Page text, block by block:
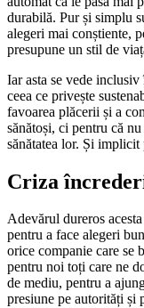
durabilă. Pur și simplu
alegeri mai conștiente,
presupune un stil de
Iar asta se vede
ceea ce privește
favoarea plăcerii și a
sănătoși, ci pentru că
sănătatea lor. Și
Criza
Adevărul dureros
pentru a face alegeri
orice companie care se
pentru noi toți care ne
de mediu, pentru a
presiune pe autorități și